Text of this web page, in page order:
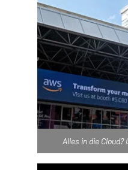
Alles in die